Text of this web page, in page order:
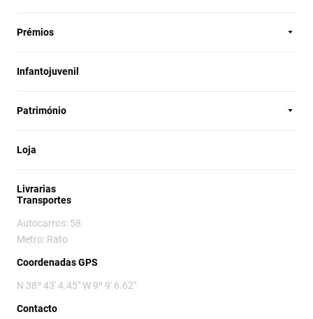
Prémios
Infantojuvenil
Património
Loja
Livrarias
Transportes
Autocarros: 58
Metro: Rato
Coordenadas GPS
N 38º 43' 4.45" W 9º 9' 6.62"
Contacto